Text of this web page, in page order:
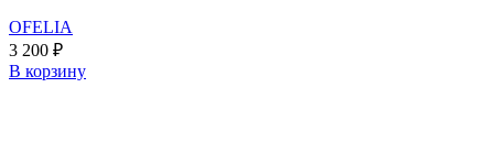
OFELIA
3 200 ₽
В корзину